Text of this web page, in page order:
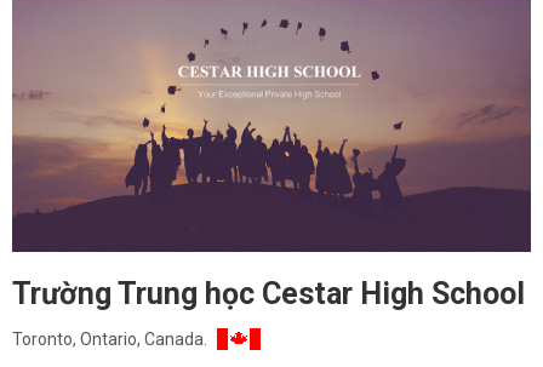
Trường Trung học Cestar High School
Toronto, Ontario, Canada.